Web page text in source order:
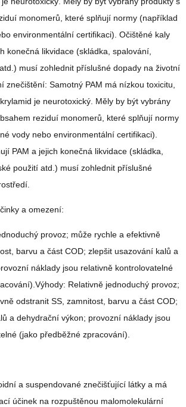
monomerů, které splňují normy (například
environmentální certifikaci). Očištěné kaly
konečná likvidace (skládka, spalování,
musí zohlednit příslušné dopady na životní
znečištění: Samotný PAM má nízkou toxicitu,
je neurotoxický. Měly by být vybrány
reziduí monomerů, které splňují normy
vody nebo environmentální certifikaci).
PAM a jejich konečná likvidace (skládka,
použití atd.) musí zohlednit příslušné
a omezení:
provoz; může rychle a efektivně
barvu a část COD; zlepšit usazování kalů a
náklady jsou relativně kontrolovatelné
Relativně jednoduchý provoz;
odstranit SS, zamnitost, barvu a část COD;
a dehydrační výkon; provozní náklady jsou
(jako předběžné zpracování).
a suspendované znečišťující látky a má
účinek na rozpuštěnou malomolekulární